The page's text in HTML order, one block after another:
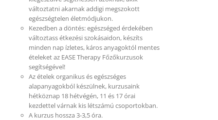
változtatni akarnak addigi megszokott
egészségtelen életmódjukon.
Kezedben a döntés: egészséged érdekében
változtass étkezési szokásaidon, készíts
minden nap ízletes, káros anyagoktól mentes
ételeket az EASE Therapy Főzőkurzusok
segítségével!
Az ételek organikus és egészséges
alapanyagokból készülnek, kurzusaink
hétköznap 18 hétvégén, 11 és 17 órai
kezdettel várnak kis létszámú csoportokban.
A kurzus hossza 3-3,5 óra.